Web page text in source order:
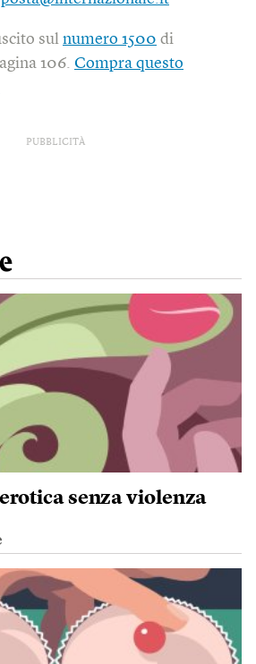
sul numero 1500 di
106. Compra questo
PUBBLICITÀ
senza violenza